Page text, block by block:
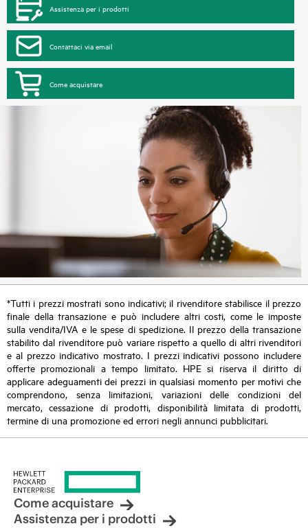
Assistenza per i prodotti
Contattaci via email
Come acquistare
*Tutti i prezzi mostrati sono indicativi; il rivenditore stabilisce il prezzo
finale della transazione e può includere altri costi, come le imposte
sulla vendita/IVA e le spese di spedizione. Il prezzo della transazione
stabilito dal rivenditore può variare rispetto a quello di altri rivenditori
e al prezzo indicativo mostrato. I prezzi indicativi possono includere
offerte promozionali a tempo limitato. HPE si riserva il diritto di
applicare adeguamenti dei prezzi in qualsiasi momento per motivi che
comprendono, senza limitazioni, variazioni delle condizioni del
mercato, cessazione di prodotti, disponibilità limitata di prodotti,
termine di una promozione ed errori negli annunci pubblicitari.
Come acquistare
Assistenza per i prodotti